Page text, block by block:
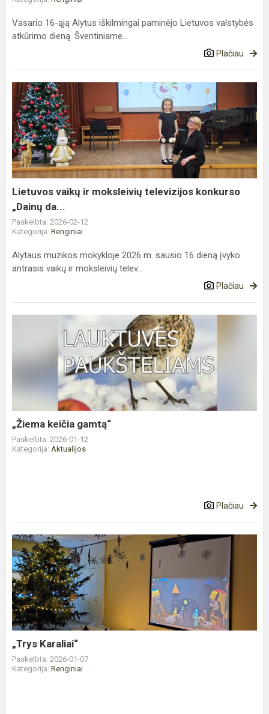
Vasario 16-ąją Alytus iškilmingai paminėjo Lietuvos valstybės
atkūrimo dieną. Šventiniame...
Plačiau
Lietuvos
vaikų
ir
moksleivių
televizijos
konkurso
„Dainų
da...
Lietuvos vaikų ir moksleivių televizijos konkurso
„Dainų da...
Paskelbta: 2026-02-12
Kategorija: Renginiai
Alytaus muzikos mokykloje 2026 m. sausio 16 dieną įvyko
antrasis vaikų ir moksleivių telev...
Plačiau
„Žiema keičia gamtą“
Paskelbta: 2026-01-12
Kategorija: Aktualijos
Plačiau
„Trys
Karaliai“
„Trys Karaliai“
Paskelbta: 2026-01-07
Kategorija: Renginiai